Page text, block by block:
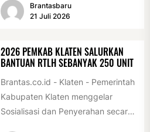
2026. Penghargaan tersebut
diserahkan sebagai...
Brantasbaru
21 Juli 2026
2026 PEMKAB KLATEN SALURKAN
BANTUAN RTLH SEBANYAK 250 UNIT
Brantas.co.id - Klaten - Pemerintah
Kabupaten Klaten menggelar
Sosialisasi dan Penyerahan secara